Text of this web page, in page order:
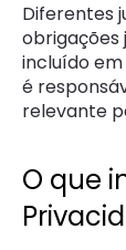
O que
Diferentes
obrigações
incluído
é
relevante